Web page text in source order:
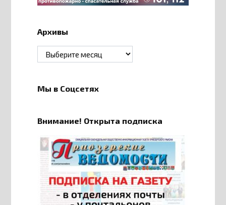
Архивы
Архивы
Мы в Соцсетях
Внимание! Открыта подписка